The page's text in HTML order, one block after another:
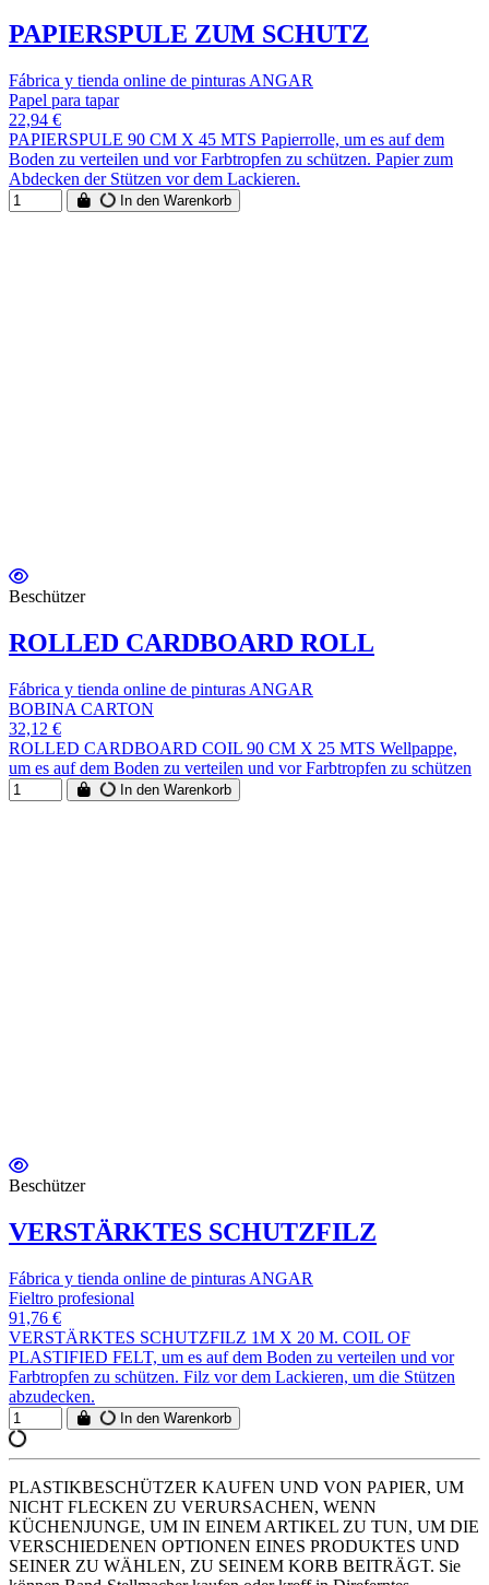
PAPIERSPULE ZUM SCHUTZ
Fábrica y tienda online de pinturas ANGAR
Papel para tapar
22,94 €
PAPIERSPULE 90 CM X 45 MTS Papierrolle, um es auf dem
Boden zu verteilen und vor Farbtropfen zu schützen. Papier zum
Abdecken der Stützen vor dem Lackieren.
In den Warenkorb
Beschützer
ROLLED CARDBOARD ROLL
Fábrica y tienda online de pinturas ANGAR
BOBINA CARTON
32,12 €
ROLLED CARDBOARD COIL 90 CM X 25 MTS Wellpappe,
um es auf dem Boden zu verteilen und vor Farbtropfen zu schützen
In den Warenkorb
Beschützer
VERSTÄRKTES SCHUTZFILZ
Fábrica y tienda online de pinturas ANGAR
Fieltro profesional
91,76 €
VERSTÄRKTES SCHUTZFILZ 1M X 20 M. COIL OF
PLASTIFIED FELT, um es auf dem Boden zu verteilen und vor
Farbtropfen zu schützen. Filz vor dem Lackieren, um die Stützen
abzudecken.
In den Warenkorb
PLASTIKBESCHÜTZER KAUFEN UND VON PAPIER, UM
NICHT FLECKEN ZU VERURSACHEN, WENN
KÜCHENJUNGE, UM IN EINEM ARTIKEL ZU TUN, UM DIE
VERSCHIEDENEN OPTIONEN EINES PRODUKTES UND
SEINER ZU WÄHLEN, ZU SEINEM KORB BEITRÄGT. Sie